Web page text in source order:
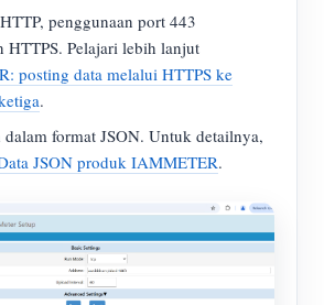
penggunaan port 443
HTTPS. Pelajari lebih lanjut
posting data melalui HTTPS ke
.
dalam format JSON. Untuk detailnya,
JSON produk IAMMETER.